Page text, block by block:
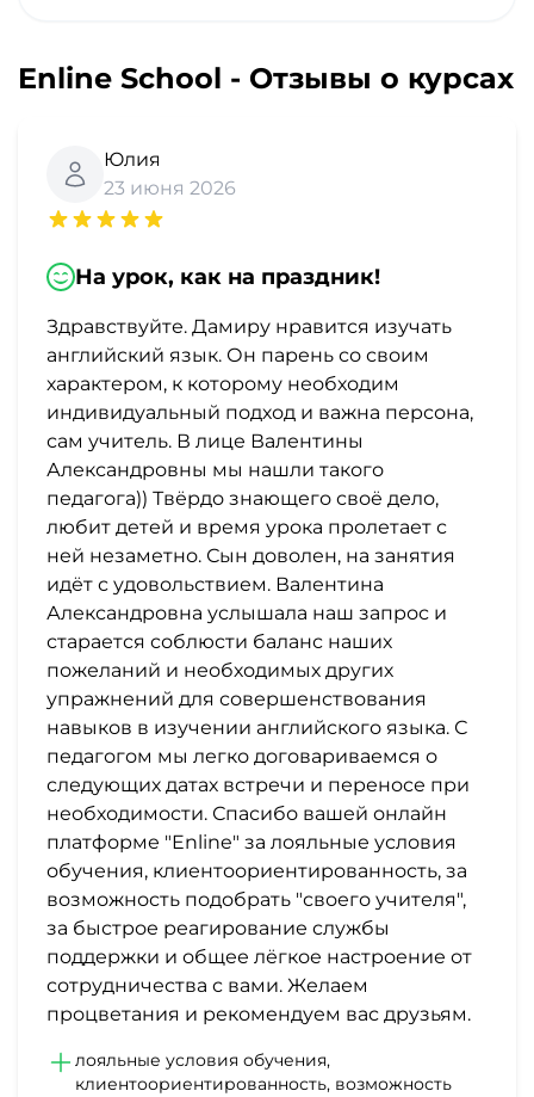
Enline School - Отзывы о курсах
Юлия
23 июня 2026
На урок, как на праздник!
Здравствуйте. Дамиру нравится изучать
английский язык. Он парень со своим
характером, к которому необходим
индивидуальный подход и важна персона,
сам учитель. В лице Валентины
Александровны мы нашли такого
педагога)) Твёрдо знающего своё дело,
любит детей и время урока пролетает с
ней незаметно. Сын доволен, на занятия
идёт с удовольствием. Валентина
Александровна услышала наш запрос и
старается соблюсти баланс наших
пожеланий и необходимых других
упражнений для совершенствования
навыков в изучении английского языка. С
педагогом мы легко договариваемся о
следующих датах встречи и переносе при
необходимости. Спасибо вашей онлайн
платформе "Enline" за лояльные условия
обучения, клиентоориентированность, за
возможность подобрать "своего учителя",
за быстрое реагирование службы
поддержки и общее лёгкое настроение от
сотрудничества с вами. Желаем
процветания и рекомендуем вас друзьям.
лояльные условия обучения,
клиентоориентированность, возможность